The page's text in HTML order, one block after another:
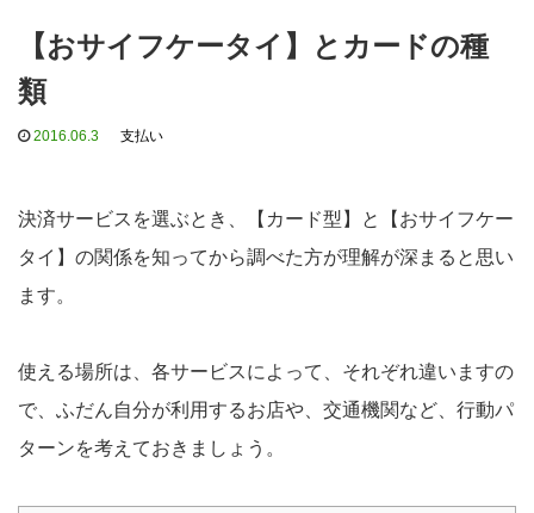
【おサイフケータイ】とカードの種
類
2016.06.3 支払い
決済サービスを選ぶとき、【カード型】と【おサイフケー
タイ】の関係を知ってから調べた方が理解が深まると思い
ます。
使える場所は、各サービスによって、それぞれ違いますの
で、ふだん自分が利用するお店や、交通機関など、行動パ
ターンを考えておきましょう。